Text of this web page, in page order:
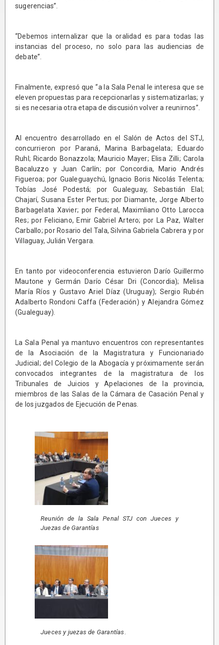
sugerencias”.
“Debemos internalizar que la oralidad es para todas las
instancias del proceso, no solo para las audiencias de
debate”.
Finalmente, expresó que “a la Sala Penal le interesa que se
eleven propuestas para recepcionarlas y sistematizarlas; y
si es necesaria otra etapa de discusión volver a reunirnos”.
Al encuentro desarrollado en el Salón de Actos del STJ,
concurrieron por Paraná, Marina Barbagelata; Eduardo
Ruhl; Ricardo Bonazzola; Mauricio Mayer; Elisa Zilli; Carola
Bacaluzzo y Juan Carlín; por Concordia, Mario Andrés
Figueroa; por Gualeguaychú, Ignacio Boris Nicolás Telenta;
Tobías José Podestá; por Gualeguay, Sebastián Elal;
Chajarí, Susana Ester Pertus; por Diamante, Jorge Alberto
Barbagelata Xavier; por Federal, Maximliano Otto Larocca
Res; por Feliciano, Emir Gabriel Artero; por La Paz, Walter
Carballo; por Rosario del Tala, Silvina Gabriela Cabrera y por
Villaguay, Julián Vergara.
En tanto por videoconferencia estuvieron Darío Guillermo
Mautone y Germán Darío César Dri (Concordia); Melisa
María Ríos y Gustavo Ariel Díaz (Uruguay); Sergio Rubén
Adalberto Rondoni Caffa (Federación) y Alejandra Gómez
(Gualeguay).
La Sala Penal ya mantuvo encuentros con representantes
de la Asociación de la Magistratura y Funcionariado
Judicial; del Colegio de la Abogacía y próximamente serán
convocados integrantes de la magistratura de los
Tribunales de Juicios y Apelaciones de la provincia,
miembros de las Salas de la Cámara de Casación Penal y
de los juzgados de Ejecución de Penas.
Reunión de la Sala Penal STJ con Jueces y
Juezas de Garantías
Jueces y juezas de Garantías.